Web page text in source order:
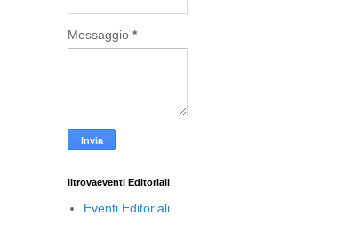
Messaggio *
iltrovaeventi Editoriali
Eventi Editoriali